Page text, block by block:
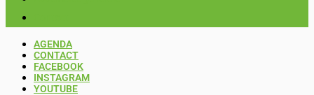
AGENDA
CONTACT
FACEBOOK
INSTAGRAM
YOUTUBE